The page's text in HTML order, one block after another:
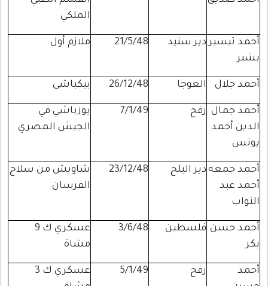
الملكي
أحمد تيسير
بشير
دير سنيد 21/5/48 ملازم أول
أحمد جلال العوجا 26/12/48 بيكباشي
أحمد جمال
الدين أحمد
يونس
رفح 7/1/49
يوزباشي في
الجيش المصري
أحمد جمعه
أحمد عبد
التواب
دير البلح 23/12/48
شاويش من سلاح
الفرسان
أحمد حسن
بكر
فلسطين 3/6/48
عسكري ك 9
مشاة
أحمد
رفح 5/1/49
عسكري ك 3